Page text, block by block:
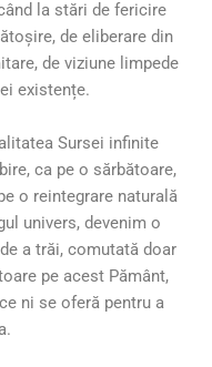
la stări de fericire
de eliberare din
de viziune limpede
existențe.
Sursei infinite
ca pe o sărbătoare,
o reintegrare naturală
univers, devenim o
a trăi, comutată doar
pe acest Pământ,
ni se oferă pentru a